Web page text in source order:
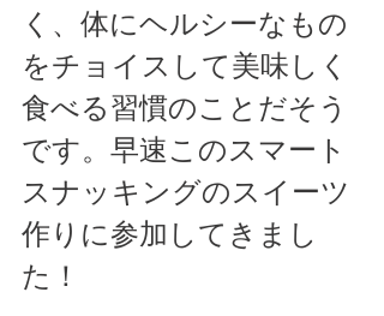
く、体にヘルシーなもの
をチョイスして美味しく
食べる習慣のことだそう
です。早速このスマート
スナッキングのスイーツ
作りに参加してきまし
た！